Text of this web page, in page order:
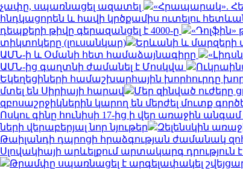
չափը, սպառնացել ազատել
«Հրապարակ».
հնդկացորեն և հավի կրծքամիս ուտելու
դեպքերի թիվը գերազանցել է 4000-ը
տիկտոկերը (լուսանկար)
Երևանի և մարզերի
ԱՄՆ-ի և Օմանի հետ համաձայնագիրը
ԱՄՆ-ից գաղտնի ժամանել է Մոսկվա
Եկեղեցիների համաշխարհային խորհուրդը
մտել են Սիրիայի հարավ
Մեր զինված ուժերը
զբոսաշրջիկներին կարող են մերժել մուտք
Ոսկու գինը հունիսի 17-ից ի վեր առաջին անգամ
ների վերաբերյալ նոր նյութեր
Զելենսկին
Թաիլանդի դպրոցի հրաձգության ժամանակ
Սլովակիայի արևելքում արտակարգ
Թրամփը սպառնացել է արգելափակել